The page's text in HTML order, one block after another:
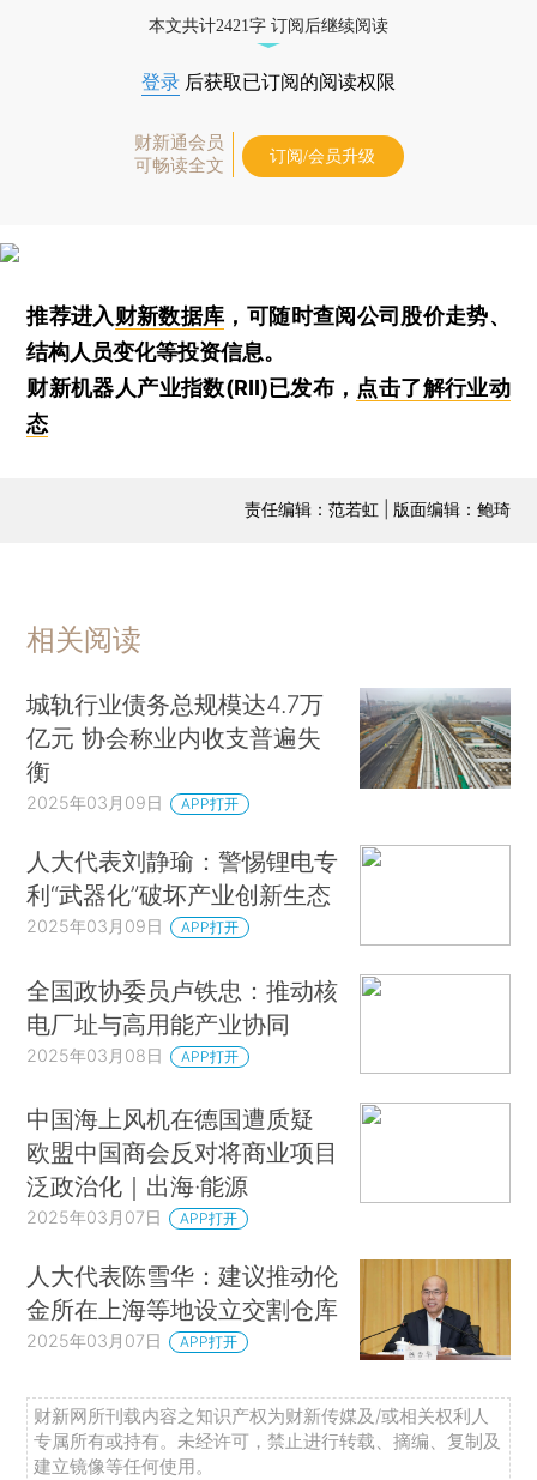
本文共计2421字 订阅后继续阅读
登录 后获取已订阅的阅读权限
财新通会员
可畅读全文
订阅/会员升级
推荐进入财新数据库 ，可随时查阅公司股价走势、
结构人员变化等投资信息。
财新机器人产业指数(RII)已发布， 点击了解行业动
态
责任编辑：范若虹 | 版面编辑：鲍琦
相关阅读
城轨行业债务总规模达4.7万
亿元 协会称业内收支普遍失
衡
2025年03月09日 APP打开
人大代表刘静瑜：警惕锂电专
利“武器化”破坏产业创新生态
2025年03月09日 APP打开
全国政协委员卢铁忠：推动核
电厂址与高用能产业协同
2025年03月08日 APP打开
中国海上风机在德国遭质疑
欧盟中国商会反对将商业项目
泛政治化｜出海·能源
2025年03月07日 APP打开
人大代表陈雪华：建议推动伦
金所在上海等地设立交割仓库
2025年03月07日 APP打开
财新网所刊载内容之知识产权为财新传媒及/或相关权利人
专属所有或持有。未经许可，禁止进行转载、摘编、复制及
建立镜像等任何使用。